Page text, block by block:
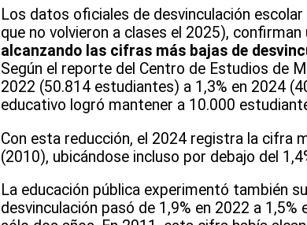
Los datos oficiales de desvinculación
que no volvieron a clases el 2025),
alcanzando las cifras más bajas de
Según el reporte del Centro de Estudios de
2022 (50.814 estudiantes) a 1,3% en 2024
educativo logró mantener a 10.000
Con esta reducción, el 2024 registra la cifra
(2010), ubicándose incluso por debajo del
La educación pública experimentó también
desvinculación pasó de 1,9% en 2022 a